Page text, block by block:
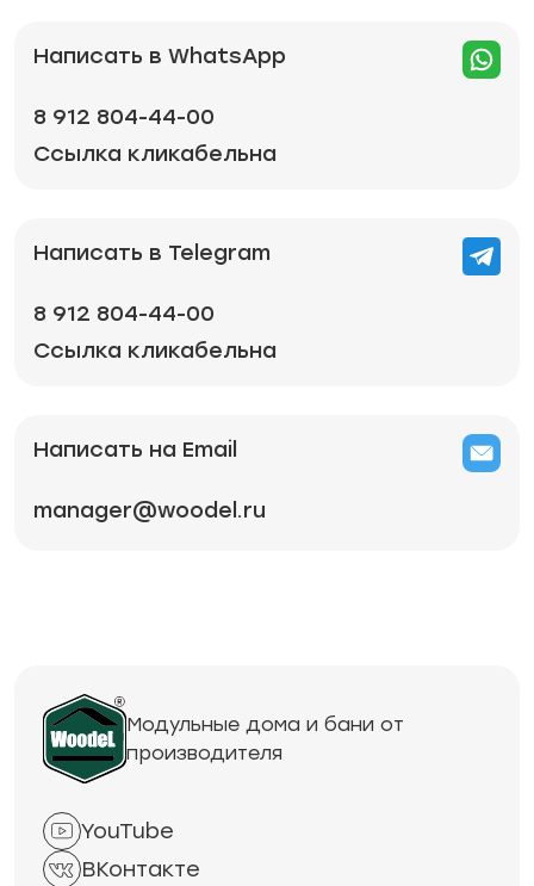
Написать в WhatsApp
8 912 804-44-00
Ссылка кликабельна
Написать в Telegram
8 912 804-44-00
Ссылка кликабельна
Написать на Email
manager@woodel.ru
Модульные дома и бани от
производителя
YouTube
ВКонтакте